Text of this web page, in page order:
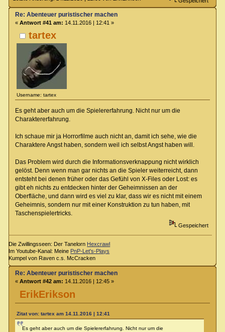
tartex
Username: tartex
Re: Abenteuer puristischer machen
« Antwort #41 am: 14.11.2016 | 12:41 »
Es geht aber auch um die Spielererfahrung. Nicht nur um die
Charaktererfahrung.
Ich schaue mir ja Horrorfilme auch nicht an, damit ich sehe, wie die
Charaktere Angst haben, sondern weil ich selbst Angst haben will.
Das Problem wird durch die Informationsverknappung nicht wirklich
gelöst. Denn wenn man gar nichts an die Spieler weiterreicht, dann
entsteht bei denen früher oder das Gefühl von X-Files oder Lost: es
gibt eh nichts zu entdecken hinter der Geheimnissen an der
Oberfläche, und dann wird es viel zu klar, dass wir es nicht mit einem
Geheimnis, sondern nur mit einer Konstruktion zu tun haben, mit
Taschenspielertricks.
Gespeichert
Die Zwillingsseen: Der Tanelorn Hexcrawl
Im Youtube-Kanal: Meine PnP-Let's-Plays
Kumpel von Raven c.s. McCracken
ErikErikson
Re: Abenteuer puristischer machen
« Antwort #42 am: 14.11.2016 | 12:45 »
Zitat von: tartex am 14.11.2016 | 12:41
Es geht aber auch um die Spielererfahrung. Nicht nur um die